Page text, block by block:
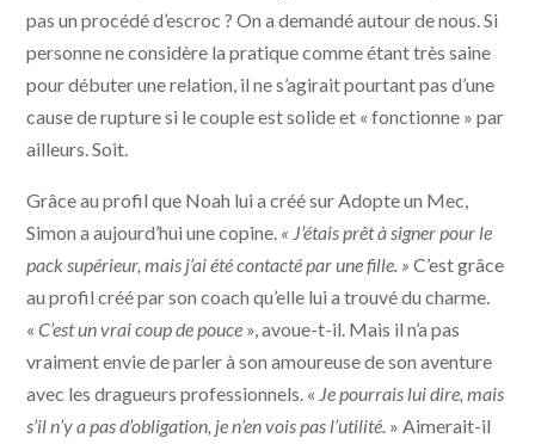
pas un procédé d’escroc ? On a demandé autour de nous. Si
personne ne considère la pratique comme étant très saine
pour débuter une relation, il ne s’agirait pourtant pas d’une
cause de rupture si le couple est solide et « fonctionne » par
ailleurs. Soit.
Grâce au profil que Noah lui a créé sur Adopte un Mec,
Simon a aujourd’hui une copine. « J’étais prêt à signer pour le
pack supérieur, mais j’ai été contacté par une fille. » C’est grâce
au profil créé par son coach qu’elle lui a trouvé du charme.
« C’est un vrai coup de pouce », avoue-t-il. Mais il n’a pas
vraiment envie de parler à son amoureuse de son aventure
avec les dragueurs professionnels. « Je pourrais lui dire, mais
s’il n’y a pas d’obligation, je n’en vois pas l’utilité. » Aimerait-il